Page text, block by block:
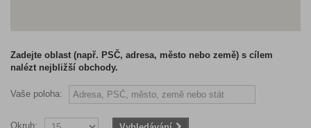
Zadejte oblast (např. PSČ, adresa, město nebo země) s cílem
nalézt nejbližší obchody.
Vaše poloha:
Okruh: